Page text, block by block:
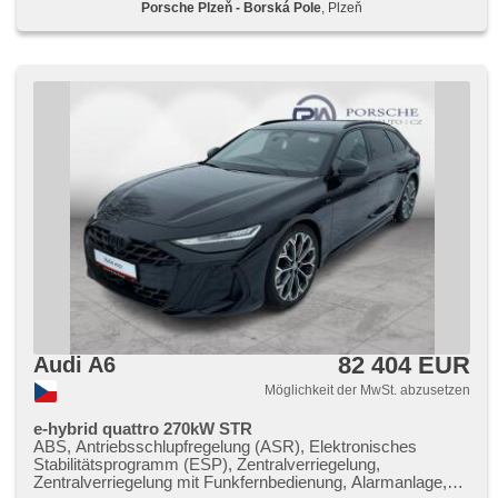
bezklíčové odemykání, Reifendrucksensor, Fahrkamera,
asistent rozjezdu do kopce (HSA), Bluetooth, El. Deckel des
USB, Lichtsensor, Blind Spot Anzeige, Überwachung der
Ermüdung des Fahrers, bezdrátová nabíječka mobilních
telefonů, Abnutzungssensor des Bremsbelages, LED denní
svícení, hlídání provozu při couvání (RCTA)
Porsche Plzeň - Borská Pole , Plzeň
Audi A6 82 404 EUR
Möglichkeit der MwSt. abzusetzen
e-hybrid quattro 270kW STR
ABS, Antriebsschlupfregelung (ASR), Elektronisches
Stabilitätsprogramm (ESP), Zentralverriegelung,
Zentralverriegelung mit Funkfernbedienung, Alarmanlage,